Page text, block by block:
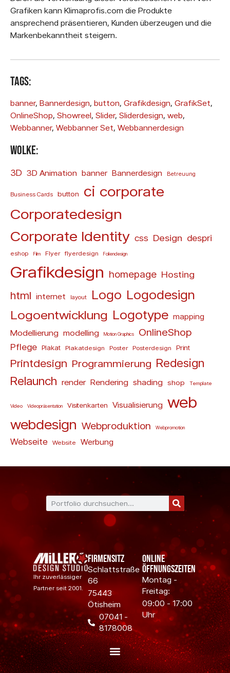
Grafiken kann Klimaprofis.com die Produkte
ansprechend präsentieren, Kunden überzeugen und die
Markenbekanntheit steigern.
Tags:
banner, Bannerdesign, button, Grafikdesign, GrafikSet
OnlineShop, Showreel, Slider, Sliderdesign, web
Webbanner, Webbanner Set, Webbannerdesign
Wolke:
3D 3D Animation banner Bannerdesign Betreuung
Business Cards button ci corporate
Corporatedesign
Corporate Identity css Design despri
eshop Film Flyer flyerdesign Foliendesign
Grafikdesign homepage Hosting
html internet layout Logo Logodesign
Logoentwicklung Logotype mapping
Modellierung modelling Motion Graphics OnlineShop
Pflege Plakat Plakatdesign Poster Posterdesign Print
Printdesign Programmierung Redesign
Relaunch render Rendering shading shop Template
Video Videopräsentation Visitenkarten Visualisierung web
webdesign Webproduktion Webpromotion
Webseite Website Werbung
Ihr zuverlässiger
Partner seit 2001.
Firmensitz
Schlattstraße
66
75443
Ötisheim
07041 -
8178008
Online
Öffnungszeiten
Montag -
Freitag:
09:00 - 17:00
Uhr